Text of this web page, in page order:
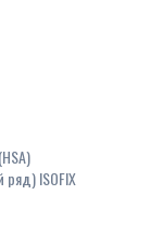
ряд) ISOFIX